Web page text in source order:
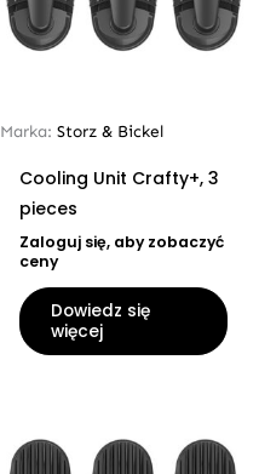
Marka: Storz & Bickel
Cooling Unit Crafty+, 3
pieces
Zaloguj się, aby zobaczyć
ceny
Dowiedz się
więcej